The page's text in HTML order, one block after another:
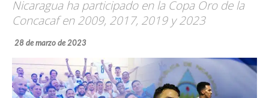
Nicaragua ha participado en la Copa Oro de la
Concacaf en 2009, 2017, 2019 y 2023
28 de marzo de 2023